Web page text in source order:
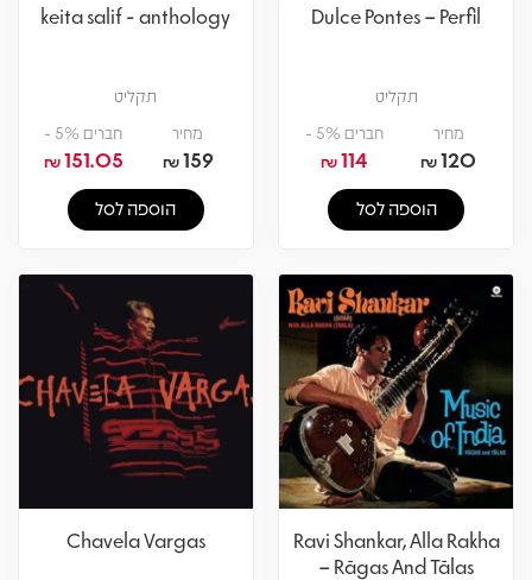
Dulce Pontes – Perfil
תקליט
מחיר
120
₪
חברים 5% -
114
₪
הוספה לסל
keita salif - anthology
תקליט
מחיר
159
₪
חברים 5% -
151.05
₪
הוספה לסל
Ravi Shankar, Alla Rakha
– Rāgas And Tālas
Chavela Vargas